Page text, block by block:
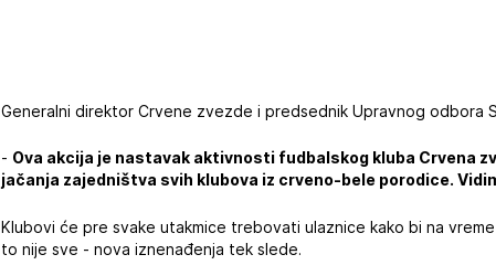
Generalni direktor Crvene zvezde i predsednik Upravnog odbora
- Ova akcija je nastavak aktivnosti fudbalskog kluba Crvena
jačanja zajedništva svih klubova iz crveno-bele porodice.
Klubovi će pre svake utakmice trebovati ulaznice kako bi na
to nije sve - nova iznenađenja tek slede.